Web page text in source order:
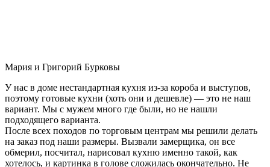
Мария и Григорий Бурковы
У нас в доме нестандартная кухня из-за короба и выступов,
поэтому готовые кухни (хоть они и дешевле) — это не наш
вариант. Мы с мужем много где были, но не нашли
подходящего варианта.
После всех походов по торговым центрам мы решили делать
на заказ под наши размеры. Вызвали замерщика, он все
обмерил, посчитал, нарисовал кухню именно такой, как
хотелось, и картинка в голове сложилась окончательно. Не